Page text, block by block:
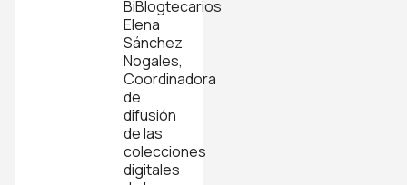
BiBlogtecarios
Elena
Sánchez
Nogales,
Coordinadora
de
difusión
de las
colecciones
digitales